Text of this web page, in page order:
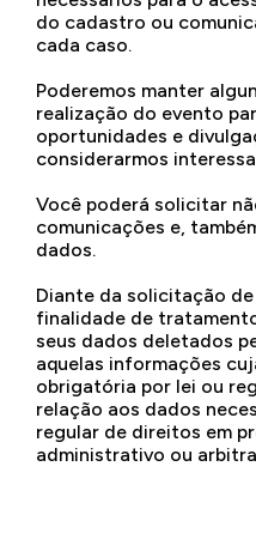
do cadastro ou
cada caso.
Poderemos manter
realização do evento
oportunidades e
considerarmos
Você poderá solicitar
comunicações e,
dados.
Diante da solicitação
finalidade de
seus dados deletados
aquelas informações
obrigatória por lei ou
relação aos dados
regular de direitos em
administrativo ou